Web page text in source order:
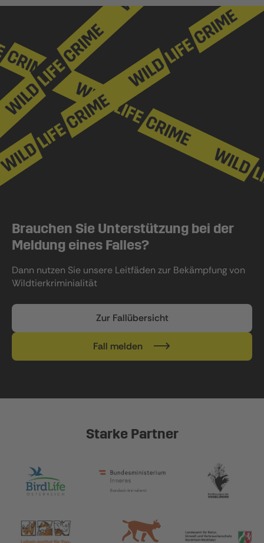
Brauchen Sie Unterstützung bei der
Meldung eines Falles?
Dann nutzen Sie unsere Leitfäden zur Bekämpfung von
Wildtierkriminialität
Zur Fallübersicht
Fall melden
Starke Partner